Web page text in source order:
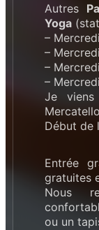
Autres
Yoga
–
–
–
–
Je
Début de
Entrée
gratuites
Nous
ou un